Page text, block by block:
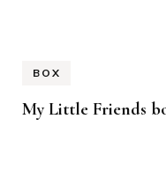
BOX
My Little Friends